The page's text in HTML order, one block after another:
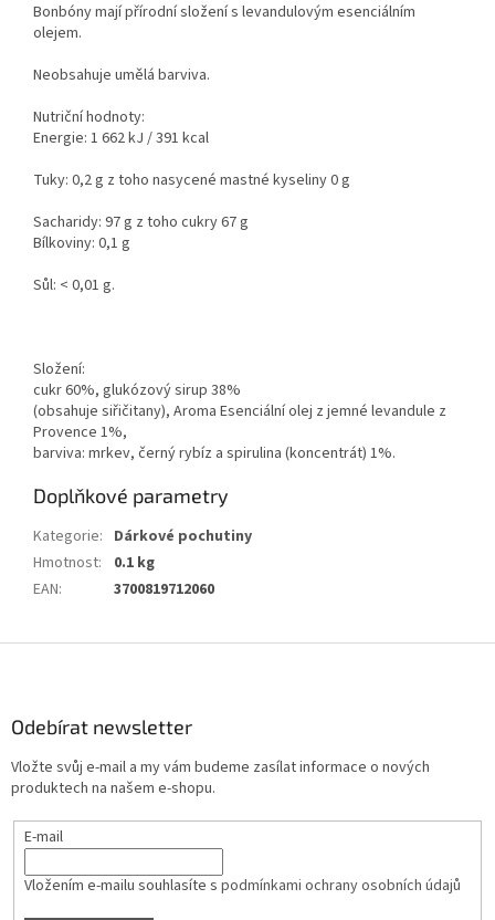
Bonbóny mají přírodní složení s levandulovým esenciálním
olejem.
Neobsahuje umělá barviva.
Nutriční hodnoty:
Energie: 1 662 kJ / 391 kcal
Tuky: 0,2 g z toho nasycené mastné kyseliny 0 g
Sacharidy: 97 g z toho cukry 67 g
Bílkoviny: 0,1 g
Sůl: < 0,01 g.
Složení:
cukr 60%, glukózový sirup 38%
(obsahuje siřičitany), Aroma Esenciální olej z jemné levandule z
Provence 1%,
barviva: mrkev, černý rybíz a spirulina (koncentrát) 1%.
Doplňkové parametry
Kategorie: Dárkové pochutiny
Hmotnost:
0.1 kg
EAN: 3700819712060
Odebírat newsletter
Vložte svůj e-mail a my vám budeme zasílat informace o nových
produktech na našem e-shopu.
E-mail
Vložením e-mailu souhlasíte s podmínkami ochrany osobních údajů